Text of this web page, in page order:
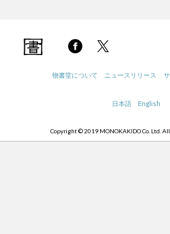
物書堂について ニュースリリース
日本語 English
Copyright © 2019 MONOKAKIDO Co. Ltd.